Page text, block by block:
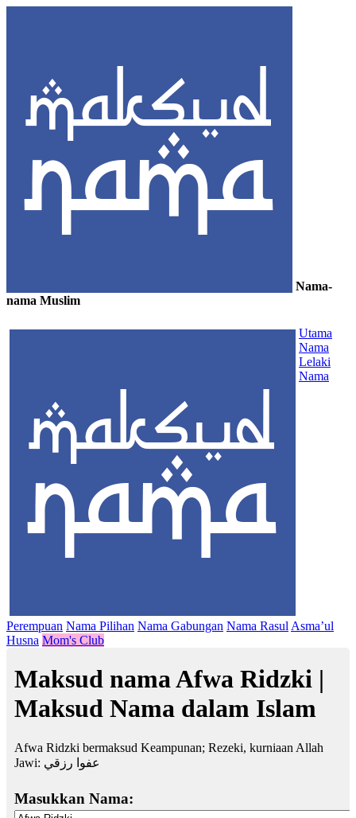
Nama-
nama Muslim
Utama
Nama
Lelaki
Nama
Perempuan Nama Pilihan Nama Gabungan Nama Rasul Asma’ul
Husna Mom's Club
Maksud nama Afwa Ridzki |
Maksud Nama dalam Islam
Afwa Ridzki bermaksud Keampunan; Rezeki, kurniaan Allah
Jawi: عفوا رزقي
Masukkan Nama: